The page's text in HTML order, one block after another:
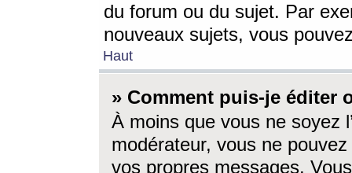
du forum ou du sujet. Par
nouveaux sujets, vous
Haut
» Comment puis-je éditer
À moins que vous ne soyez
modérateur, vous ne
vos propres messages.